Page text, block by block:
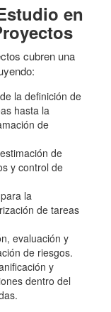
en
cubren una
la definición de
hasta la
de
de
y control de
la
de tareas
evaluación y
de riesgos.
y
dentro del